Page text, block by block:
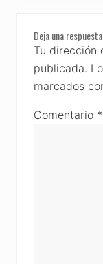
Reader
Deja una respuesta
Tu dirección
publicada.
marcados
Comentario *